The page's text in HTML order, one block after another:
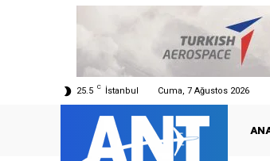
25.5 C İstanbul Cuma, 7 Ağustos 2026